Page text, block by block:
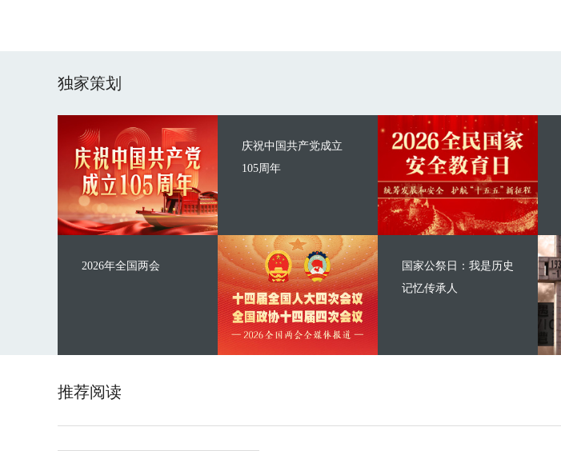
独家策划
庆祝中国共产党成立
105周年
2026年全国两会
国家公祭日：我是历史
记忆传承人
推荐阅读